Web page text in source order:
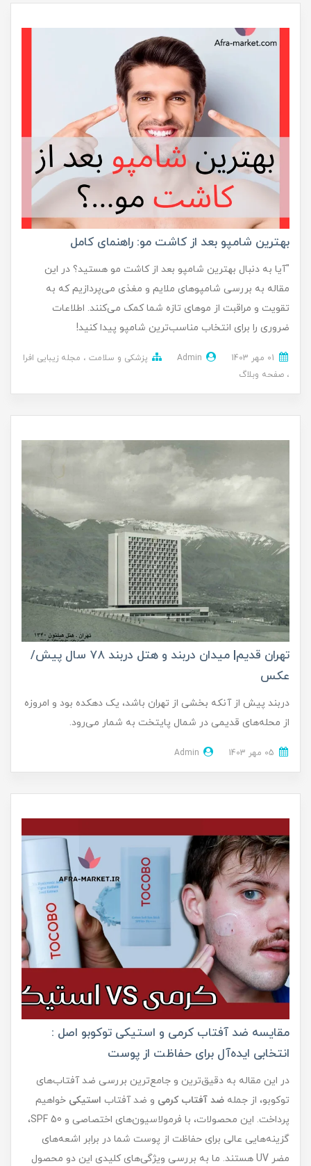
بهترین شامپو بعد از کاشت مو: راهنمای کامل
"آیا به دنبال بهترین شامپو بعد از کاشت مو هستید؟ در این
مقاله به بررسی شامپوهای ملایم و مغذی می‌پردازیم که به
تقویت و مراقبت از موهای تازه شما کمک می‌کنند. اطلاعات
ضروری را برای انتخاب مناسب‌ترین شامپو پیدا کنید!
Admin پزشکی و سلامت
مجله زیبایی افرا
صفحه وبلاگ
تهران قدیم| میدان دربند و هتل دربند ۷۸ سال پیش/
عکس
دربند پیش از آنکه بخشی از تهران باشد، یک دهکده بود و امروزه
از محله‌های قدیمی در شمال پایتخت به شمار می‌رود.
Admin
مقایسه ضد آفتاب کرمی و استیکی توکوبو اصل :
انتخابی ایده‌آل برای حفاظت از پوست
در این مقاله به دقیق‌ترین و جامع‌ترین بررسی ضد آفتاب‌های
توکوبو، از جمله ضد آفتاب کرمی و ضد آفتاب استیکی خواهیم
پرداخت. این محصولات، با فرمولاسیون‌های اختصاصی و SPF 50،
گزینه‌هایی عالی برای حفاظت از پوست شما در برابر اشعه‌های
مضر UV هستند. ما به بررسی ویژگی‌های کلیدی این دو محصول